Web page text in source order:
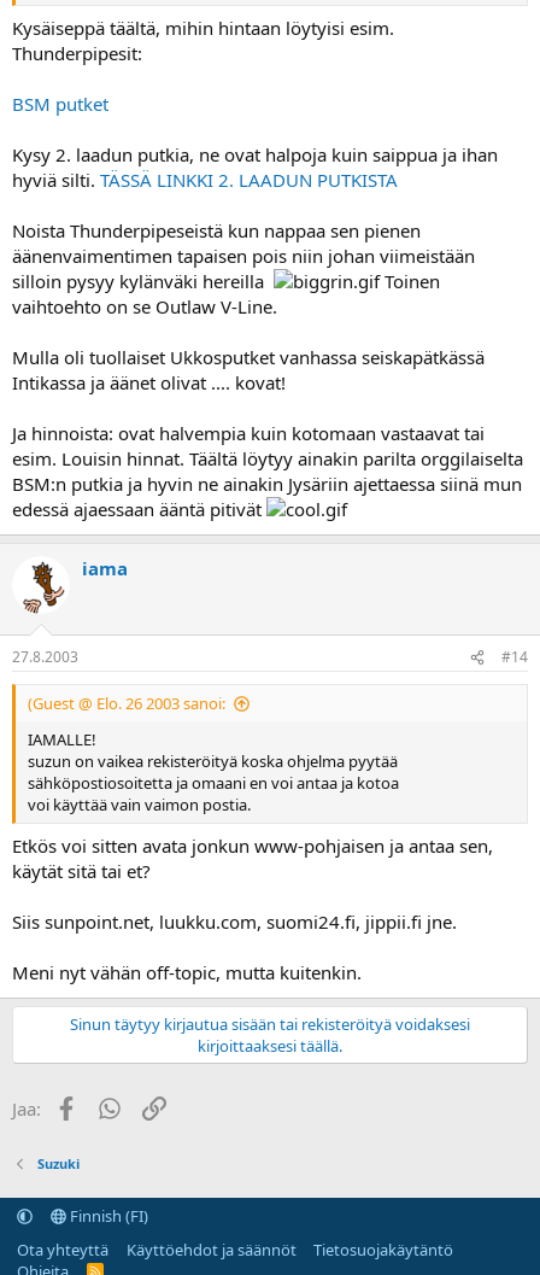
Kysäiseppä täältä, mihin hintaan löytyisi esim.
Thunderpipesit:
BSM putket
Kysy 2. laadun putkia, ne ovat halpoja kuin saippua ja ihan
hyviä silti. TÄSSÄ LINKKI 2. LAADUN PUTKISTA
Noista Thunderpipeseistä kun nappaa sen pienen
äänenvaimentimen tapaisen pois niin johan viimeistään
silloin pysyy kylänväki hereilla
Toinen
vaihtoehto on se Outlaw V-Line.
Mulla oli tuollaiset Ukkosputket vanhassa seiskapätkässä
Intikassa ja äänet olivat .... kovat!
Ja hinnoista: ovat halvempia kuin kotomaan vastaavat tai
esim. Louisin hinnat. Täältä löytyy ainakin parilta orggilaiselta
BSM:n putkia ja hyvin ne ainakin Jysäriin ajettaessa siinä mun
edessä ajaessaan ääntä pitivät
iama
27.8.2003 #14
(Guest @ Elo. 26 2003 sanoi:
IAMALLE!
suzun on vaikea rekisteröityä koska ohjelma pyytää
sähköpostiosoitetta ja omaani en voi antaa ja kotoa
voi käyttää vain vaimon postia.
Etkös voi sitten avata jonkun www-pohjaisen ja antaa sen,
käytät sitä tai et?
Siis sunpoint.net, luukku.com, suomi24.fi, jippii.fi jne.
Meni nyt vähän off-topic, mutta kuitenkin.
Sinun täytyy kirjautua sisään tai rekisteröityä voidaksesi
kirjoittaaksesi täällä.
Jaa: FacebookWhatsApp
Linkki
Suzuki
Finnish (FI)
Ota yhteyttä
Käyttöehdot ja säännöt
Tietosuojakäytäntö
R